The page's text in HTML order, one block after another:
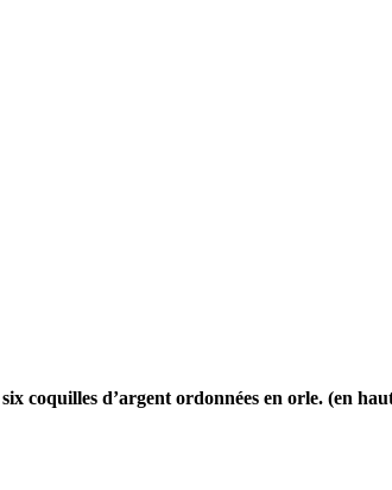
coquilles d’argent ordonnées en orle. (en